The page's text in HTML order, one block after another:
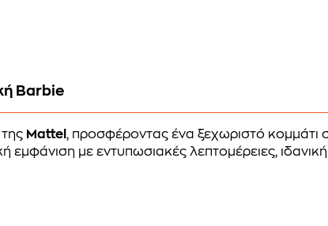
Barbie
Mattel , προσφέροντας ένα ξεχωριστό κομμάτι
με εντυπωσιακές λεπτομέρειες,